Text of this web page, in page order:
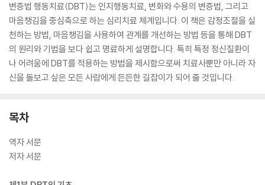
변증법 행동치료(DBT)는 인지행동치료, 변화와 수용의 변증법, 그리고
마음챙김을 중심축으로 하는 심리치료 체계입니다. 이 책은 감정조절을 실
천하는 방법, 마음챙김을 사용하여 관계를 개선하는 방법 등을 통해 DBT
의 원리와 기법을 보다 쉽고 명료하게 설명합니다. 특히 특정 정신질환이
나 어려움에 DBT를 적용하는 방법을 제시함으로써 치료사뿐만 아니라 자
신을 돌보고 싶은 모든 사람에게 든든한 길잡이가 되어 줄 것입니다.
목차
역자 서문
저자 서문